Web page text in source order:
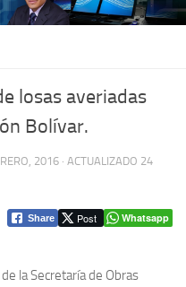
losas averiadas
Bolívar.
2016 · ACTUALIZADO 24
Share Post Whatsapp
la Secretaría de Obras